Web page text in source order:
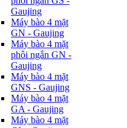
Gaujing
Máy bào 4 mặt
GN - Gaujing
Máy bào 4 mặt
phôi ngắn GN -
Gaujing
Máy bào 4 mặt
GNS - Gaujing
Máy bào 4 mặt
GA - Gaujing
Máy bào 4 mặt